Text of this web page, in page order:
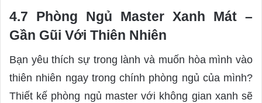
4.7 Phòng Ngủ Master Xanh Mát –
Gần Gũi Với Thiên Nhiên
Bạn yêu thích sự trong lành và muốn hòa mình vào
thiên nhiên ngay trong chính phòng ngủ của mình?
Thiết kế phòng ngủ master với không gian xanh sẽ